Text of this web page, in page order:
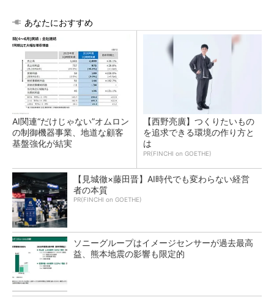
あなたにおすすめ
AI関連“だけじゃない”オムロン
の制御機器事業、地道な顧客
基盤強化が結実
【西野亮廣】つくりたいもの
を追求できる環境の作り方と
は
PR(FINCHI on GOETHE)
【見城徹×藤田晋】AI時代でも変わらない経営
者の本質
PR(FINCHI on GOETHE)
ソニーグループはイメージセンサーが過去最高
益、熊本地震の影響も限定的